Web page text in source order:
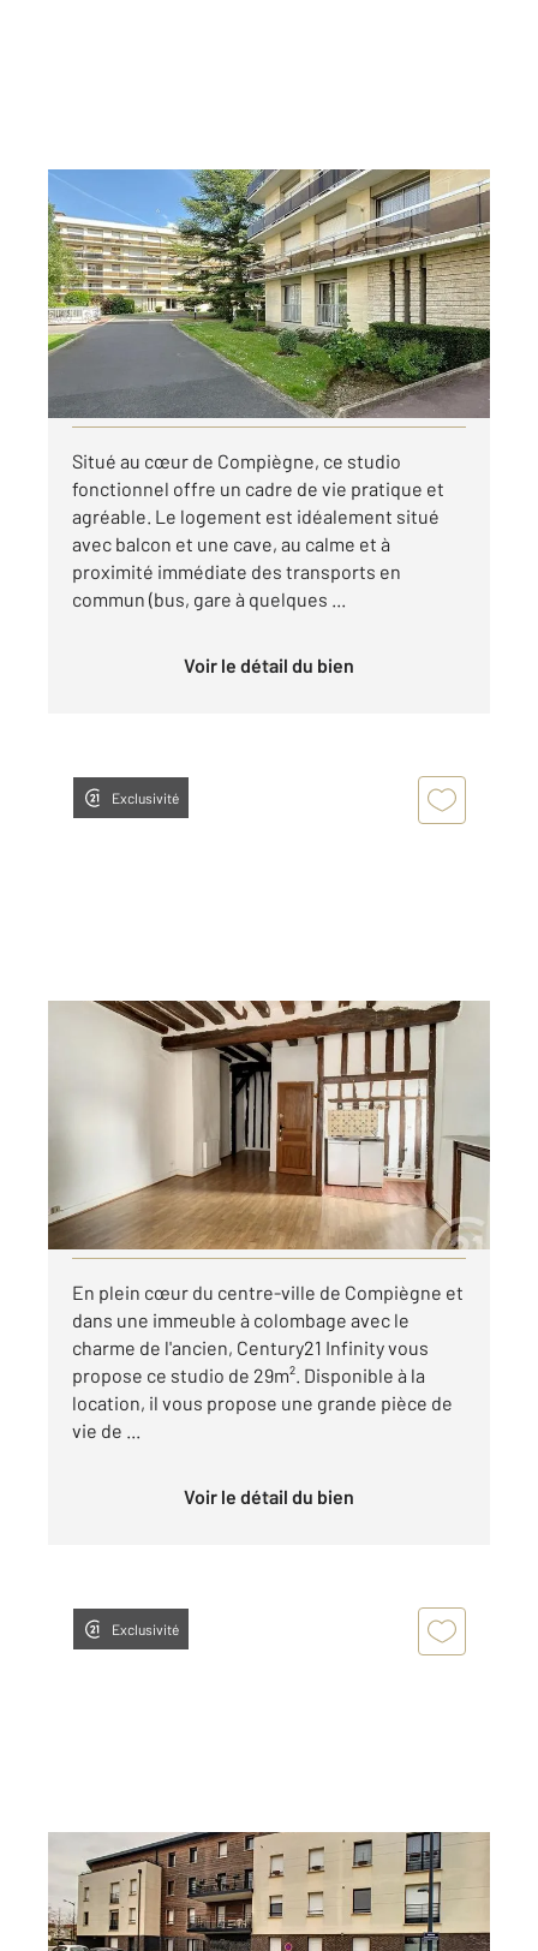
COMPIEGNE 60
17,62 m 2, 1 pièce
Ref : 18029
Appartement Studio à louer
425 €
par mois charges comprises
Visiter le site dédié
Situé au cœur de Compiègne, ce studio
fonctionnel offre un cadre de vie pratique et
agréable. Le logement est idéalement situé
avec balcon et une cave, au calme et à
proximité immédiate des transports en
commun (bus, gare à quelques ...
Voir le détail du bien
Exclusivité
COMPIEGNE 60
, 1 pièce
Appartement F1 à louer
480 €
par mois charges comprises
Visiter le site dédié
En plein cœur du centre-ville de Compiègne et
dans une immeuble à colombage avec le
charme de l'ancien, Century21 Infinity vous
propose ce studio de 29m². Disponible à la
location, il vous propose une grande pièce de
vie de ...
Voir le détail du bien
Exclusivité
COMPIEGNE 60
67,21 m2 , 3 pièces
Ref : 18233